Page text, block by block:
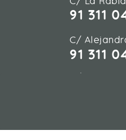
91 311
C/
91 311
C/